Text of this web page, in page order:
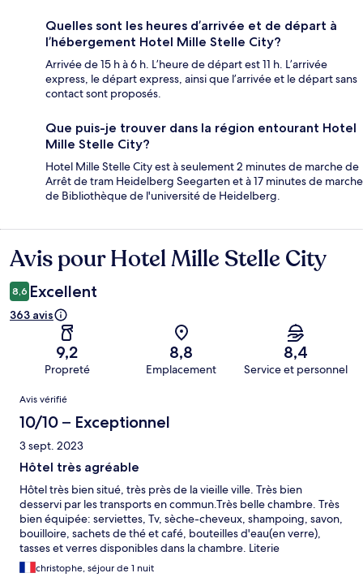
Quelles sont les heures d’arrivée et de départ à
l’hébergement Hotel Mille Stelle City?
Arrivée de 15 h à 6 h. L’heure de départ est 11 h. L’arrivée
express, le départ express, ainsi que l’arrivée et le départ sans
contact sont proposés.
Que puis-je trouver dans la région entourant Hotel
Mille Stelle City?
Hotel Mille Stelle City est à seulement 2 minutes de marche de
Arrêt de tram Heidelberg Seegarten et à 17 minutes de marche
de Bibliothèque de l'université de Heidelberg.
Avis
Avis pour Hotel Mille Stelle City
8,6 Excellent
363 avis
9,2
Propreté
8,8
Emplacement
8,4
Service et personnel
Avis
Avis vérifié
10/10 – Exceptionnel
3 sept. 2023
Hôtel très agréable
Hôtel très bien situé, très près de la vieille ville. Très bien
desservi par les transports en commun.Très belle chambre. Très
bien équipée: serviettes, Tv, sèche-cheveux, shampoing, savon,
bouilloire, sachets de thé et café, bouteilles d'eau(en verre),
tasses et verres disponibles dans la chambre. Literie
confortable. Accès par carte. 2 personnes, 2 cartes. Check in
possible sur automate à l'entrée de l'hôtel pour ceux qui
christophe, séjour de 1 nuit